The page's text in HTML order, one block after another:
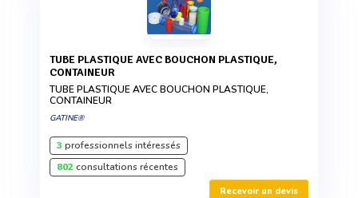
TUBE PLASTIQUE AVEC BOUCHON PLASTIQUE,
CONTAINEUR
TUBE PLASTIQUE AVEC BOUCHON PLASTIQUE,
CONTAINEUR
GATINE®
3 professionnels intéressés
802consultations récentes
Recevoir un devis